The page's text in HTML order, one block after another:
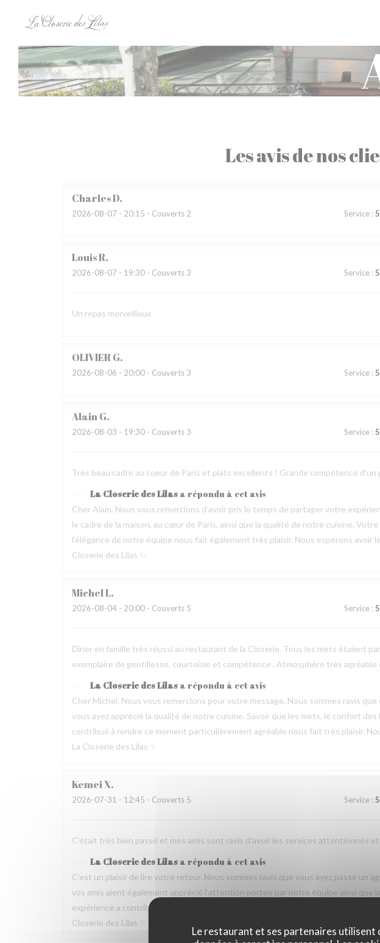
Le restaurant et ses partenaires utilisent
Les avis de nos
CharlesD
2026-08-07 - 20:15 - Couverts 2 Service: 5
LouisR
2026-08-07 - 19:30 - Couverts 3 Service: 5
Un repas merveilleux
OLIVIERG
2026-08-06 - 20:00 - Couverts 3 Service: 5
AlainG
2026-08-03 - 19:30 - Couverts 3 Service: 5
Très beau cadre au coeur de Paris et plats excellents ! Grande compétence
La Closerie des Lilas a répondu à cet avis
Cher Alain, Nous vous remercions d’avoir pris le temps de partager votre
le cadre de la maison, au cœur de Paris, ainsi que la qualité de notre cuisine.
l’élégance de notre équipe nous fait également très plaisir. Nous espérons avoir
Closerie des Lilas ✨
MichelL
2026-08-04 - 20:00 - Couverts 5 Service: 5
Dîner en famille très réussi au restaurant de la Closerie. Tous les mets étaient
exemplaire de gentillesse, courtoisie et compétence . Atmosphère très agréable
La Closerie des Lilas a répondu à cet avis
Cher Michel, Nous vous remercions pour votre message. Nous sommes ravis
vous ayez apprécié la qualité de notre cuisine. Savoir que les mets, le confort
contribué à rendre ce moment particulièrement agréable nous fait très plaisir.
La Closerie des Lilas ✨
KemeiX
2026-07-31 - 12:45 - Couverts 5 Service: 5
C'était très bien passé et mes amis sont ravis d'avoir les services attentionnés
La Closerie des Lilas a répondu à cet avis
C’est un plaisir de lire votre retour. Nous sommes ravis que vous ayez passé un
vos amis aient également apprécié l’attention portée par notre équipe ainsi que
expérience a contribué à la réussite de votre repas nous fait très plaisir. Nous
Closerie des Lilas ✨